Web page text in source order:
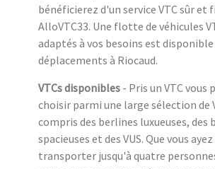
bénéficierez d'un service VTC sûr et
AlloVTC33. Une flotte de véhicules
adaptés à vos besoins est
déplacements à Riocaud.
VTCs disponibles - Pris un VTC vous
choisir parmi une large sélection de
compris des berlines luxueuses, des
spacieuses et des VUS. Que vous
transporter jusqu'à quatre